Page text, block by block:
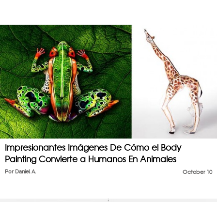
Impresionantes Imágenes De Cómo el Body
Painting Convierte a Humanos En Animales
October 10
Por Daniel A.